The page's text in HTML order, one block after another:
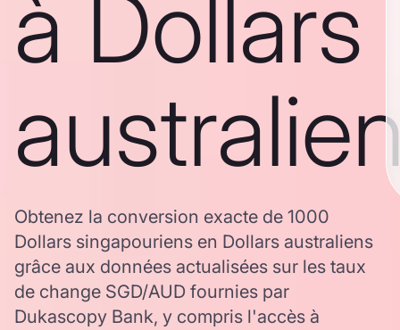
à Dollars
Obtenez la conversion exacte de 1000
Dollars singapouriens en Dollars australiens
grâce aux données actualisées sur les taux
de change SGD/AUD fournies par
Dukascopy Bank, y compris l'accès à